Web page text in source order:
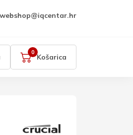
webshop@iqcentar.hr
Košarica
0